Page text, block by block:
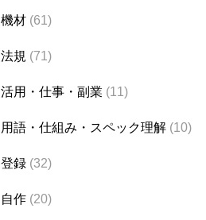
機材 (61)
法規 (71)
活用・仕事・副業 (11)
用語・仕組み・スペック理解 (10)
登録 (32)
自作 (20)